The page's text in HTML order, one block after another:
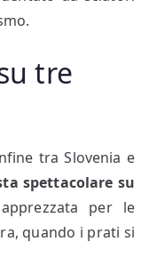
tre
tra Slovenia e
spettacolare su
per le
quando i prati si